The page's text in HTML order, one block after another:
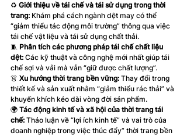
♻️ Giới thiệu về tái chế và tái sử dụng trong thời
trang: Khám phá cách ngành dệt may có thể
“giảm thiểu tác động môi trường” thông qua việc
tái chế vật liệu và tái sử dụng chất thải.
🧵 Phân tích các phương pháp tái chế chất liệu
dệt: Các kỹ thuật và công nghệ mới nhất giúp tái
chế sợi và vải mà vẫn “giữ được chất lượng”.
👗 Xu hướng thời trang bền vững: Thay đổi trong
thiết kế và sản xuất nhằm “giảm thiểu rác thải” và
khuyến khích kéo dài vòng đời sản phẩm.
🌍 Tác động kinh tế và xã hội của thời trang tái
chế: Thảo luận về “lợi ích kinh tế” và vai trò của
doanh nghiệp trong việc thúc đẩy” thời trang bền